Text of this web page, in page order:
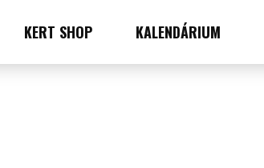
KERT SHOP KALENDÁRIUM